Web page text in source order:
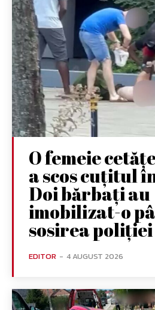
O femeie
a scos cuțitul
Doi bărbați au
imobilizat-o
sosirea poliției
EDITOR - 4 AUGUST 2026